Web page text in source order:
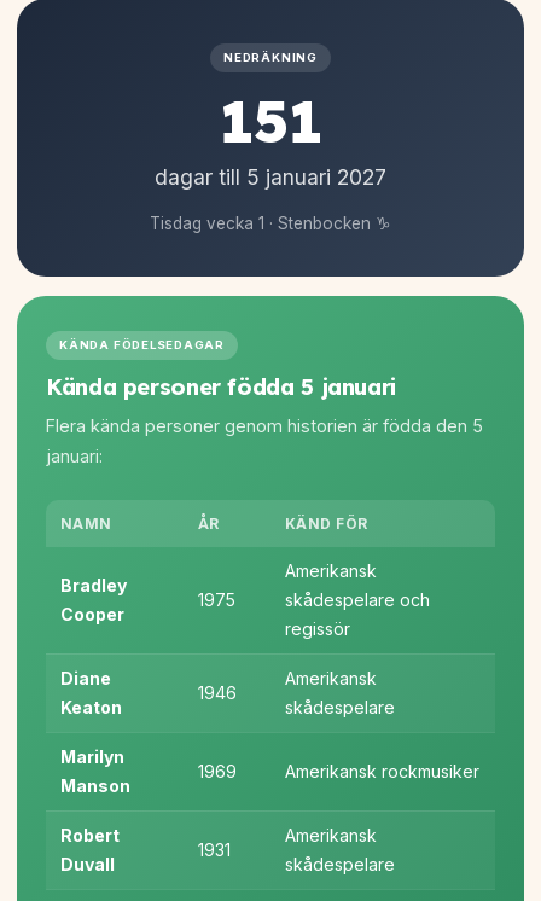
NEDRÄKNING
151
dagar till 5 januari 2027
Tisdag vecka 1 · Stenbocken ♑
KÄNDA FÖDELSEDAGAR
Kända personer födda 5 januari
Flera kända personer genom historien är födda den 5
januari:
NAMN ÅR KÄND FÖR
Bradley
Cooper
1975
Amerikansk
skådespelare och
regissör
Diane
Keaton
1946
Amerikansk
skådespelare
Marilyn
Manson
1969 Amerikansk rockmusiker
Robert
Duvall
1931
Amerikansk
skådespelare